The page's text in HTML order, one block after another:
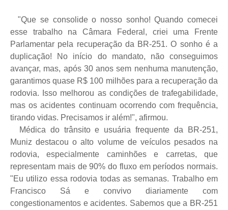
"Que se consolide o nosso sonho! Quando comecei
esse trabalho na Câmara Federal, criei uma Frente
Parlamentar pela recuperação da BR-251. O sonho é a
duplicação! No início do mandato, não conseguimos
avançar, mas, após 30 anos sem nenhuma manutenção,
garantimos quase R$ 100 milhões para a recuperação da
rodovia. Isso melhorou as condições de trafegabilidade,
mas os acidentes continuam ocorrendo com frequência,
tirando vidas. Precisamos ir além!", afirmou.
Médica do trânsito e usuária frequente da BR-251,
Muniz destacou o alto volume de veículos pesados na
rodovia, especialmente caminhões e carretas, que
representam mais de 90% do fluxo em períodos normais.
"Eu utilizo essa rodovia todas as semanas. Trabalho em
Francisco Sá e convivo diariamente com
congestionamentos e acidentes. Sabemos que a BR-251